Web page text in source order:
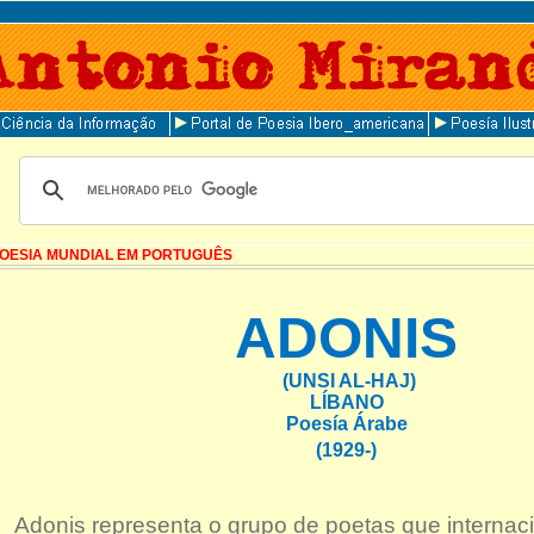
MUNDIAL EM PORTUGUÊS
ADONIS
(UNSI AL-HAJ)
LÍBANO
Poesía Árabe
(1929-)
Adonis representa o grupo de poetas que